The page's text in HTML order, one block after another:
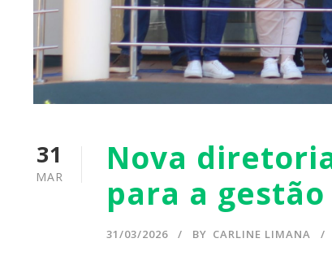
31
MAR
Nova
para a gestão
31/03/2026 BY CARLINE LIMANA